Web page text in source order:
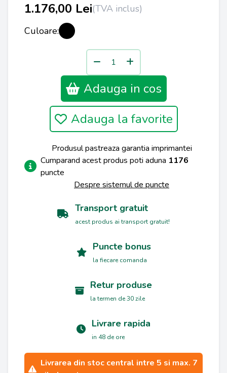
1.176,00 Lei(TVA inclus)
Culoare:
Adauga in cos
Adauga la favorite
Produsul pastreaza garantia imprimantei
Cumparand acest produs poti aduna 1176
puncte
Despre sistemul de puncte
Transport gratuit
acest produs ai transport gratuit!
Puncte bonus
la fiecare comanda
Retur produse
la termen de 30 zile
Livrare rapida
in 48 de ore
Livrarea din stoc central intre 5 si max. 7